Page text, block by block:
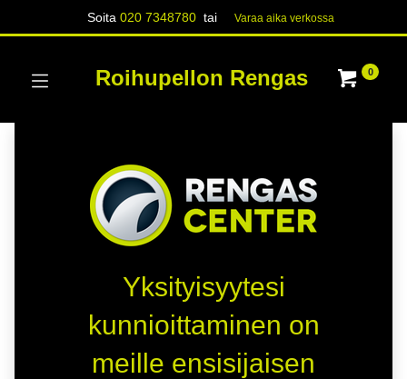
Soita020 7348780 tai Varaa aika verk​​​​ossa
Roihupellon Rengas 0
Yksityisyytesi
kunnioittaminen on
meille ensisijaisen